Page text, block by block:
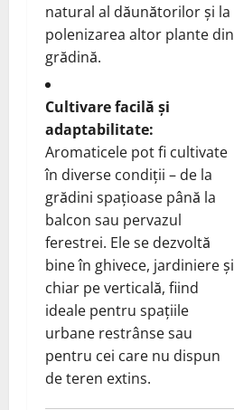
natural al dăunătorilor și la
polenizarea altor plante din
grădină.
Cultivare facilă și
adaptabilitate:
Aromaticele pot fi cultivate
în diverse condiții – de la
grădini spațioase până la
balcon sau pervazul
ferestrei. Ele se dezvoltă
bine în ghivece, jardiniere și
chiar pe verticală, fiind
ideale pentru spațiile
urbane restrânse sau
pentru cei care nu dispun
de teren extins.